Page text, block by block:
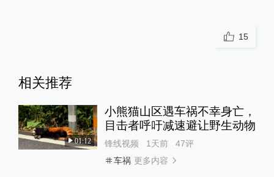
15
相关推荐
01:12
小熊猫山区遇车祸不幸身亡，
目击者呼吁减速避让野生动物
锋线视频 1天前 47评
车祸 更多内容